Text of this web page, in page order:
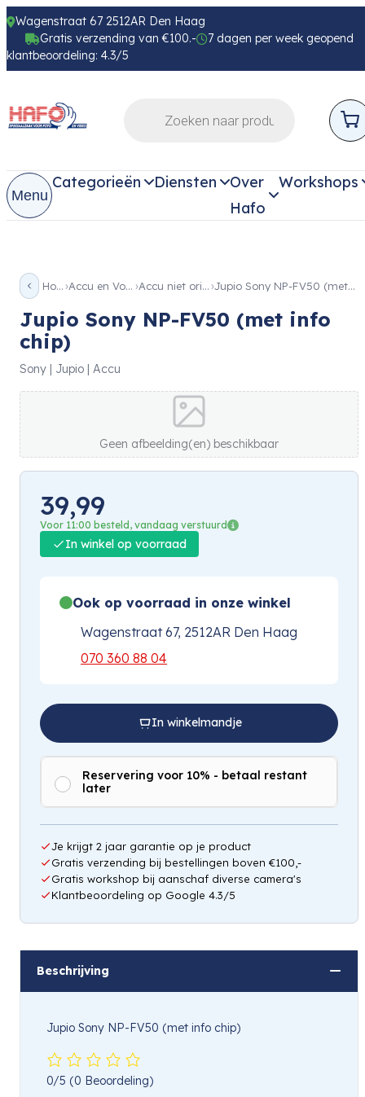
Wagenstraat 67 2512AR Den Haag
Gratis verzending van €100.-
7 dagen per week geopend
klantbeoordeling: 4.3/5
Menu
Categorieën Diensten
Over
Hafo
Workshops
Home Accu en Voeding Accu niet origineel Jupio Sony NP-FV50 (met info chip)
Jupio Sony NP-FV50 (met info
chip)
Sony | Jupio | Accu
Geen afbeelding(en) beschikbaar
39,99
Voor 11:00 besteld, vandaag verstuurd
In winkel op voorraad
Ook op voorraad in onze winkel
Wagenstraat 67, 2512AR Den Haag
070 360 88 04
In winkelmandje
Reservering voor 10% - betaal restant
later
Je krijgt 2 jaar garantie op je product
Gratis verzending bij bestellingen boven €100,-
Gratis workshop bij aanschaf diverse camera's
Klantbeoordeling op Google 4.3/5
Beschrijving
Jupio Sony NP-FV50 (met info chip)
0/5 (0 Beoordeling)